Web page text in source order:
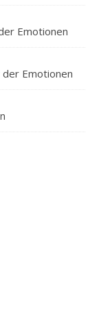
Emotionen
der Emotionen